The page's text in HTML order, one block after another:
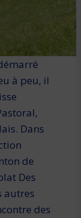
à peu, il
Dans
de
Des
autres
des